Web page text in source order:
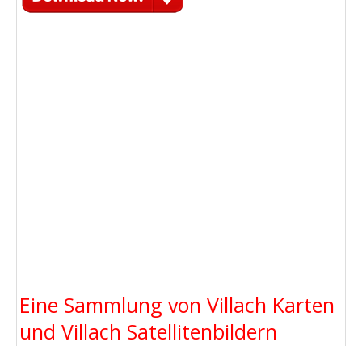
Eine Sammlung von Villach Karten
und Villach Satellitenbildern